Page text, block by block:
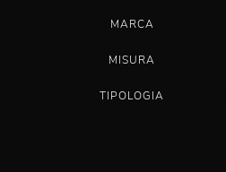
MARCA
MISURA
TIPOLOGIA